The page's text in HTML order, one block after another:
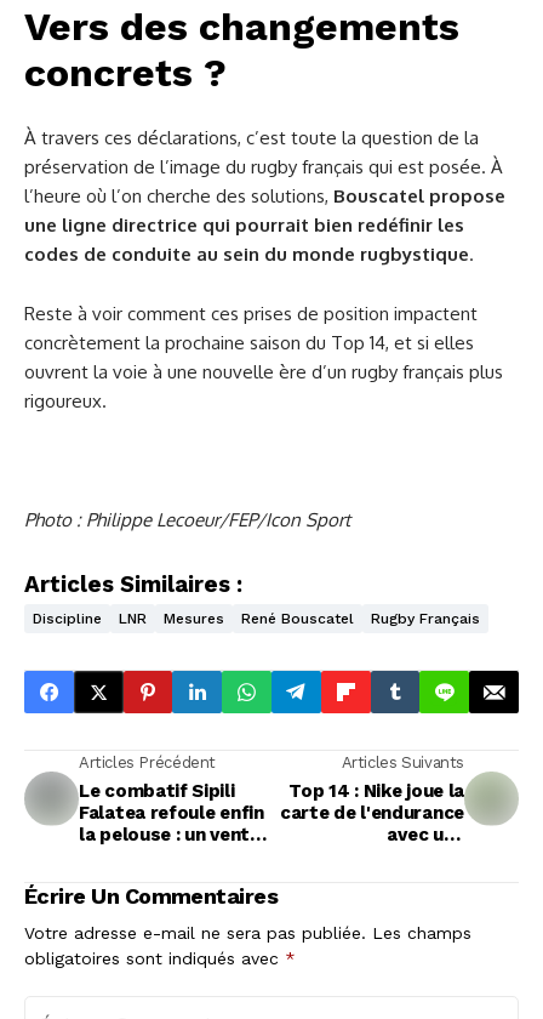
Vers des changements
concrets ?
À travers ces déclarations, c’est toute la question de la
préservation de l’image du rugby français qui est posée. À
l’heure où l’on cherche des solutions, Bouscatel propose
une ligne directrice qui pourrait bien redéfinir les
codes de conduite au sein du monde rugbystique.
Reste à voir comment ces prises de position impactent
concrètement la prochaine saison du Top 14, et si elles
ouvrent la voie à une nouvelle ère d’un rugby français plus
rigoureux.
Photo : Philippe Lecoeur/FEP/Icon Sport
Articles Similaires :
Discipline LNR Mesures René Bouscatel Rugby Français
Articles Précédent
Le combatif Sipili
Falatea refoule enfin
la pelouse : un vent
Articles Suivants
Top 14 : Nike joue la
carte de l'endurance
avec une
Écrire Un Commentaires
Votre adresse e-mail ne sera pas publiée. Les champs
obligatoires sont indiqués avec *